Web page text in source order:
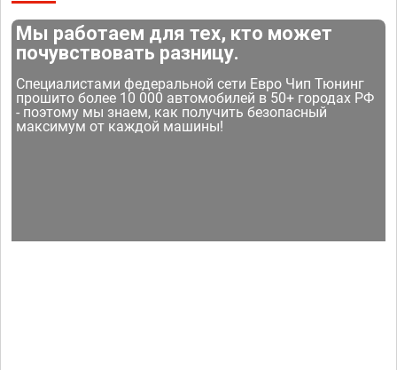
Мы работаем для тех, кто может
почувствовать разницу.
Специалистами федеральной сети Евро Чип Тюнинг
прошито более 10 000 автомобилей в 50+ городах РФ
- поэтому мы знаем, как получить безопасный
максимум от каждой машины!